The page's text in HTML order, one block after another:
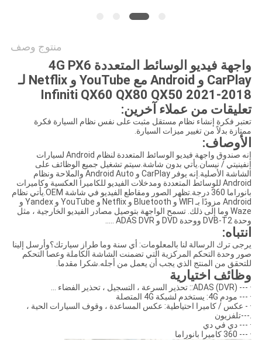
منتوج وصف
واجهة فيديو الوسائط المتعددة 4G PX6
CarPlay و Android مع YouTube و Netflix لـ
2018-2021 Infiniti QX60 QX80 QX50
تعليقات من عملاء آخرين:
تعتبر فكرة إنشاء نظام مستقل مثبت على نفس نظام السيارة فكرة
ممتازة بدلاً من تغيير ميزات السيارة.
الأوصاف:
إنه صندوق واجهة فيديو الوسائط المتعددة لنظام Android لسيارات
إنفينيتي / نيسان.يأتي بدون شاشة.سيتم تشغيل جميع الوظائف على
الشاشة الأصلية.إنه يوفر CarPlay و Android Auto والملاحة ونظام
Android للوسائط المتعددة ومدخلات الفيديو للكاميرا العكسية وكاميرات
بانوراما 360 درجة.تظهر الصور ومقاطع الفيديو في شاشة OEM.يأتي نظام
Android مزودًا بـ WIFI و Bluetooth و Netflix و YouTube و Yandex و
Waze وما إلى ذلك. تسمح الواجهة بتوصيل مصادر الفيديو الخارجية ، مثل
وحدة DVB-T2 ووحدة DVD و ADAS DVR .....
انتباه:
يرجى ترك الرسالة لنا بالمعلومات: أي سنة وما طراز سيارتك؟وأرسل إلينا
صور وحدة التحكم المركزية التي تضمنت الشاشة الكاملة وعصا التحكم
للتحقق من المنتج الذي يجب أن يعمل من أجله.شكرا مقدما.
وظائف اختيارية
· --- ADAS (DVR):: تحذير السرعة ، التسجيل ، تحذير الفضاء ...
· --- مودم 4G: يستخدم لشبكة 4G المتصلة
· - عكس / كاميرا احتياطية: عكس المساعدة ، وقوف السيارات الحية ،
.---تلفزيون
· --- دي في دي
· --- 360 كاميرا بانوراما